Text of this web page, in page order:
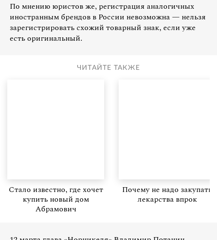
По мнению юристов же, регистрация аналогичных
иностранным брендов в России невозможна — нельзя
зарегистрировать схожий товарный знак, если уже
есть оригинальный.
ЧИТАЙТЕ ТАКЖЕ
Стало известно, где хочет
купить новый дом
Абрамович
Почему не надо закупать
лекарства впрок